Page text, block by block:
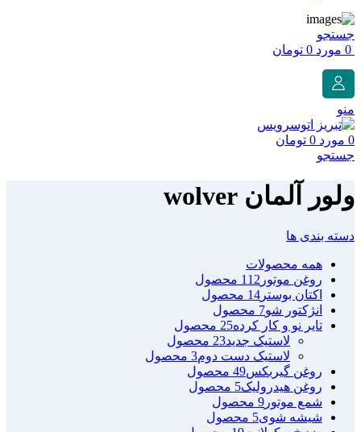
جستجو
0 مورد 0 تومان
منو
0 مورد 0 تومان
جستجو
ولور آلمان wolver
دسته بندی ها
همه محصولات
روغن موتور 112 محصول
اکتان بوستر 14 محصول
انژکتور شو7 محصول
تایر نو و کار کرده25 محصول
لاستیک جدید23 محصول
لاستیک دست دوم3 محصول
روغن گیربکس49 محصول
روغن هیدرولیک5 محصول
شمع موتور 9 محصول
شیشه شوی5 محصول